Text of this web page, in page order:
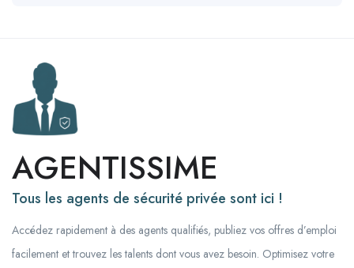
AGENTISSIME
Tous les agents de sécurité privée sont ici !
Accédez rapidement à des agents qualifiés, publiez vos offres d’emploi
facilement et trouvez les talents dont vous avez besoin. Optimisez votre